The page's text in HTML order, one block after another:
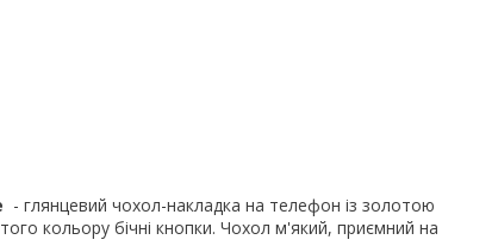
- глянцевий чохол-накладка на телефон із золотою
кольору бічні кнопки. Чохол м'який, приємний на